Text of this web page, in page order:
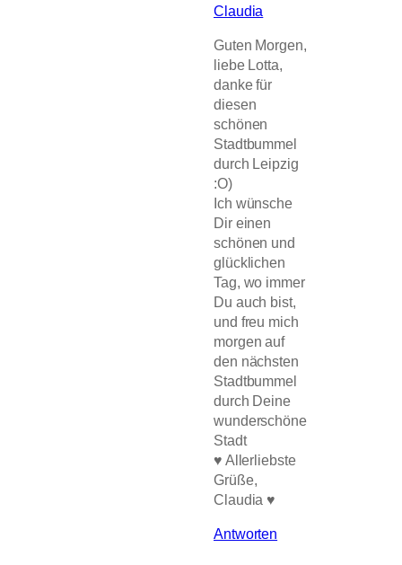
Claudia
Guten Morgen,
liebe Lotta,
danke für
diesen
schönen
Stadtbummel
durch Leipzig
:O)
Ich wünsche
Dir einen
schönen und
glücklichen
Tag, wo immer
Du auch bist,
und freu mich
morgen auf
den nächsten
Stadtbummel
durch Deine
wunderschöne
Stadt
♥ Allerliebste
Grüße,
Claudia ♥
Antworten